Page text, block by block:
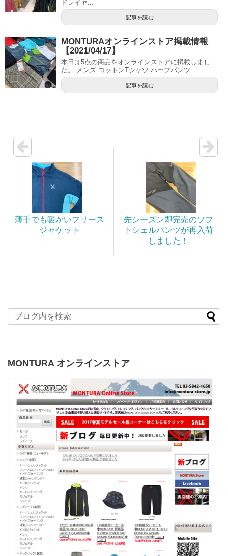
ドレイヤ...
記事を読む
MONTURAオンラインストア掲載情報
【2021/04/17】
本日は5点の商品をオンラインストアに掲載しまし
た。 メンズ コットンTシャツ ハーフパンツ ...
記事を読む
薄手でも暖かいフリース
ジャケット
先シーズン即完売のソフ
トシェルパンツが再入荷
しました！
MONTURA オンラインストア